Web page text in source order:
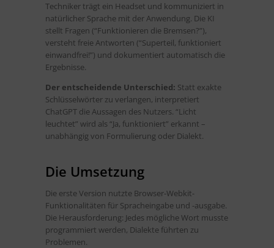
Techniker trägt ein Headset und kommuniziert in
natürlicher Sprache mit der Anwendung. Die KI
stellt Fragen (“Funktionieren die Bremsen?”),
versteht freie Antworten (“Superteil, funktioniert
einwandfrei!”) und dokumentiert automatisch die
Ergebnisse.
Der entscheidende Unterschied: Statt exakte
Schlüsselwörter zu verlangen, interpretiert
ChatGPT die Aussagen des Nutzers. “Licht
leuchtet” wird als “Ja, funktioniert” erkannt –
unabhängig von Formulierung oder Dialekt.
Die Umsetzung
Die erste Version nutzte Browser-Webkit-
Funktionalitäten für Spracheingabe und -ausgabe.
Die Herausforderung: Jedes mögliche Wort musste
programmiert werden, Dialekte führten zu
Problemen.